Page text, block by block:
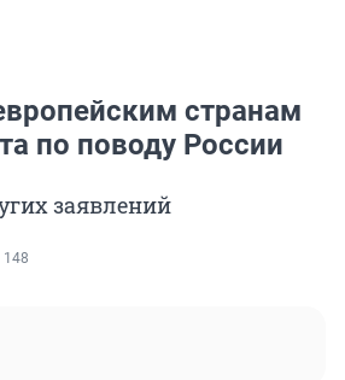
странам
по поводу России
заявлений
148